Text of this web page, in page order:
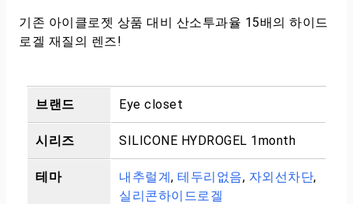
기존 아이클로젯 상품 대비 산소투과율 15배의 하이드
로겔 재질의 렌즈!
브랜드 Eye closet
시리즈 SILICONE HYDROGEL 1month
테마 내추럴계, 테두리없음, 자외선차단,
실리콘하이드로겔